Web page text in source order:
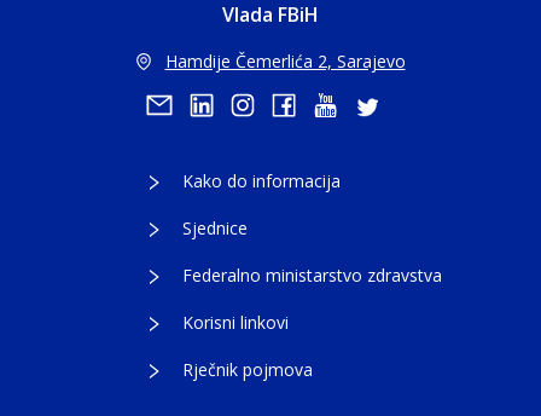
Vlada FBiH
Hamdije Čemerlića 2, Sarajevo
Kako do informacija
Sjednice
Federalno ministarstvo zdravstva
Korisni linkovi
Rječnik pojmova